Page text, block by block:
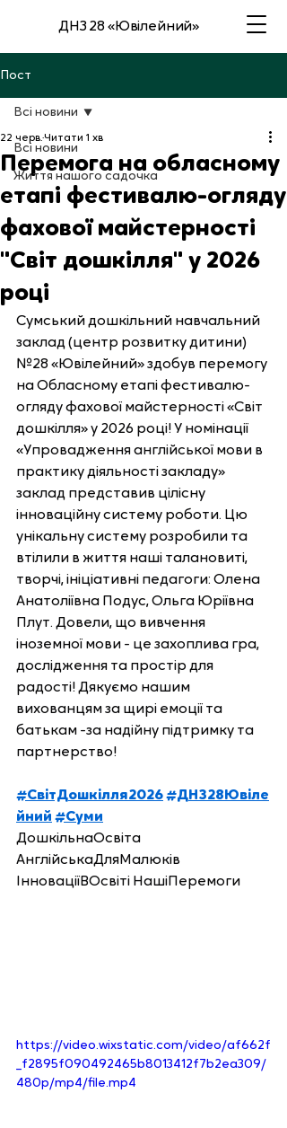
ДНЗ 28 «Ювілейний»
Пост
Всі новини
Життя нашого садочка
Всі новини
Перемога на обласному
етапі фестивалю-огляду
фахової майстерності
"Світ дошкілля" у 2026
році
22 черв.Читати 1 хв
Сумський дошкільний навчальний
заклад (центр розвитку дитини)
№28 «Ювілейний» здобув перемогу
на Обласному етапі фестивалю-
огляду фахової майстерності «Світ
дошкілля» у 2026 році! У номінації
«Упровадження англійської мови в
практику діяльності закладу»
заклад представив цілісну
інноваційну систему роботи. Цю
унікальну систему розробили та
втілили в життя наші талановиті,
творчі, ініціативні педагоги: Олена
Анатоліївна Подус, Ольга Юріївна
Плут. Довели, що вивчення
іноземної мови - це захоплива гра,
дослідження та простір для
радості! Дякуємо нашим
вихованцям за щирі емоції та
батькам -за надійну підтримку та
партнерство!
#СвітДошкілля2026#ДНЗ28Ювіле
йний #Суми
ДошкільнаОсвіта
АнглійськаДляМалюків
ІнноваціїВОсвіті НашіПеремоги
https://video.wixstatic.com/video/af662f
_f2895f090492465b8013412f7b2ea309/
480p/mp4/file.mp4